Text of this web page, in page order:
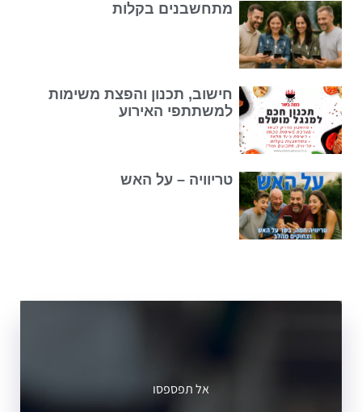
מתחשבנים בקלות
חישוב, תכנון והפצת משימות
למשתתפי האירוע
טריוויה – על האש
אל תפספסו